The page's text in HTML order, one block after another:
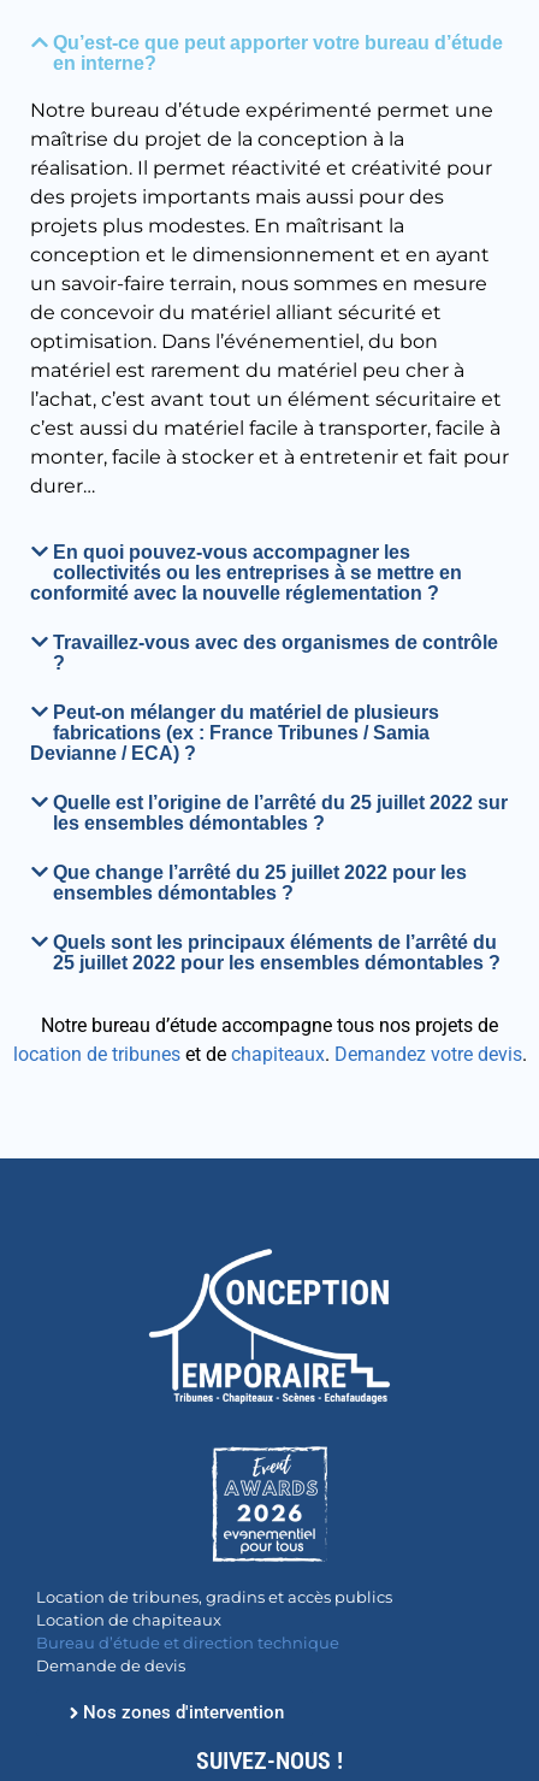
Qu’est-ce que peut apporter votre bureau d’étude
en interne?
Notre bureau d’étude expérimenté permet une
maîtrise du projet de la conception à la
réalisation. Il permet réactivité et créativité pour
des projets importants mais aussi pour des
projets plus modestes. En maîtrisant la
conception et le dimensionnement et en ayant
un savoir-faire terrain, nous sommes en mesure
de concevoir du matériel alliant sécurité et
optimisation. Dans l’événementiel, du bon
matériel est rarement du matériel peu cher à
l’achat, c’est avant tout un élément sécuritaire et
c’est aussi du matériel facile à transporter, facile à
monter, facile à stocker et à entretenir et fait pour
durer…
En quoi pouvez-vous accompagner les
collectivités ou les entreprises à se mettre en
conformité avec la nouvelle réglementation ?
Travaillez-vous avec des organismes de contrôle
?
Peut-on mélanger du matériel de plusieurs
fabrications (ex : France Tribunes / Samia
Devianne / ECA) ?
Quelle est l’origine de l’arrêté du 25 juillet 2022 sur
les ensembles démontables ?
Que change l’arrêté du 25 juillet 2022 pour les
ensembles démontables ?
Quels sont les principaux éléments de l’arrêté du
25 juillet 2022 pour les ensembles démontables ?
Notre bureau d’étude accompagne tous nos projets de
location de tribuneset de chapiteaux. Demandez votre devis.
Location de tribunes, gradins et accès publics
Location de chapiteaux
Bureau d’étude et direction technique
Demande de devis
Nos zones d'intervention
SUIVEZ-NOUS !